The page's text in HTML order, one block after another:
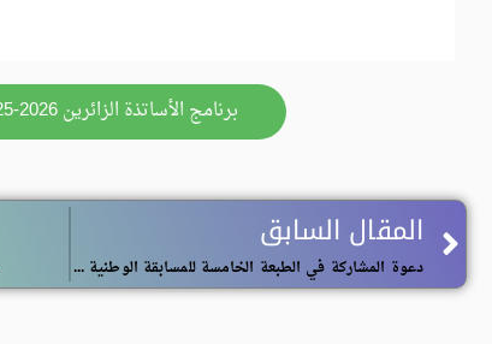
برنامج الأساتذة الزائرين Fulbright 2025-2026
Prev
المقال السابق
دعوة المشاركة في الطبعة الخامسة للمسابقة الوطنية الجامعية للميكروفون الذهبي